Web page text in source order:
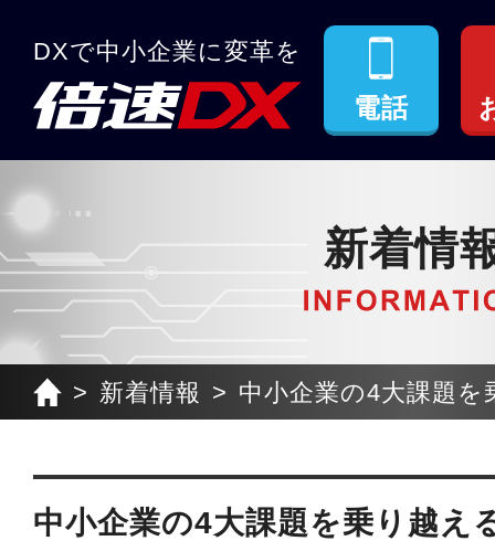
DXで中小企業に変革を
電話
新着情
新着情報 中小企業の4大課題を
中小企業の4大課題を乗り越え